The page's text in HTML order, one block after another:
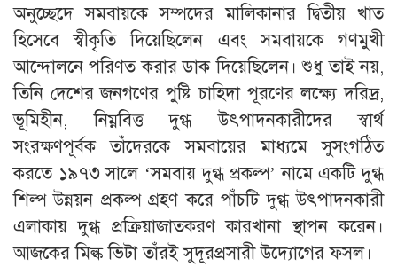
অনুচ্ছেদে সমবায়কে সম্পদের মালিকানার দ্বিতীয় খাত
হিসেবে স্বীকৃতি দিয়েছিলেন এবং সমবায়কে গণমুখী
আন্দোলনে পরিণত করার ডাক দিয়েছিলেন। শুধু তাই নয়,
তিনি দেশের জনগণের পুষ্টি চাহিদা পূরণের লক্ষ্যে দরিদ্র,
ভূমিহীন, নিম্নবিত্ত দুগ্ধ উৎপাদনকারীদের স্বার্থ
সংরক্ষণপূর্বক তাঁদেরকে সমবায়ের মাধ্যমে সুসংগঠিত
করতে ১৯৭৩ সালে ‘সমবায় দুগ্ধ প্রকল্প’ নামে একটি দুগ্ধ
শিল্প উন্নয়ন প্রকল্প গ্রহণ করে পাঁচটি দুগ্ধ উৎপাদনকারী
এলাকায় দুগ্ধ প্রক্রিয়াজাতকরণ কারখানা স্থাপন করেন।
আজকের মিল্ক ভিটা তাঁরই সুদূরপ্রসারী উদ্যোগের ফসল।